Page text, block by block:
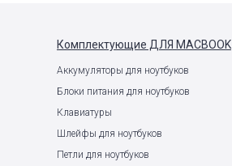
Комплектующие ДЛЯ MACBOOK
Аккумуляторы для ноутбуков
Блоки питания для ноутбуков
Клавиатуры
Шлейфы для ноутбуков
Петли для ноутбуков